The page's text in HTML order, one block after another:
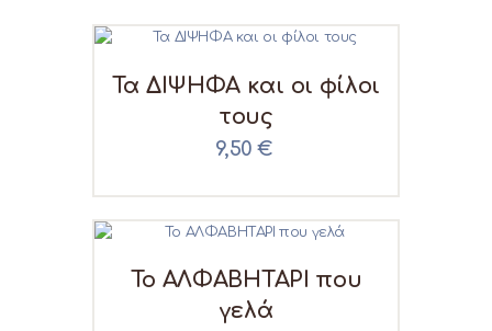
Τα ΔΙΨΗΦΑ και οι φίλοι
τους
9,50€
Το ΑΛΦΑΒΗΤΑΡΙ που
γελά